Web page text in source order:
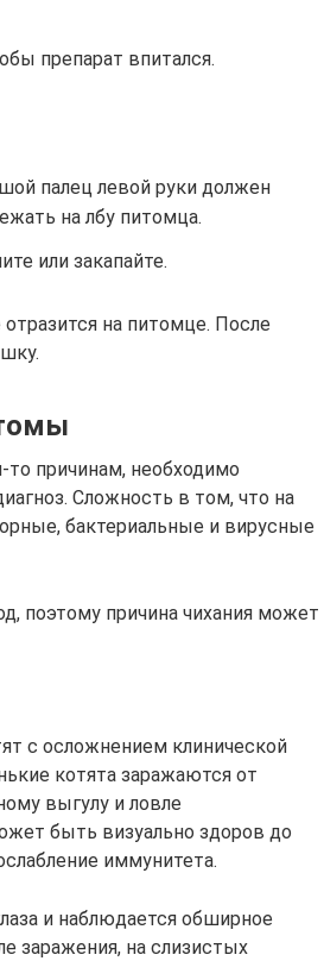
препарат впитался.
палец левой руки должен
на лбу питомца.
или закапайте.
на питомце. После
то причинам, необходимо
Сложность в том, что на
бактериальные и вирусные
поэтому причина чихания может
с осложнением клинической
котята заражаются от
выгулу и ловле
быть визуально здоров до
иммунитета.
и наблюдается обширное
заражения, на слизистых